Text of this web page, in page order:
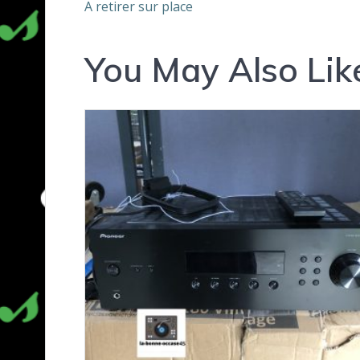
A retirer sur place
You May Also